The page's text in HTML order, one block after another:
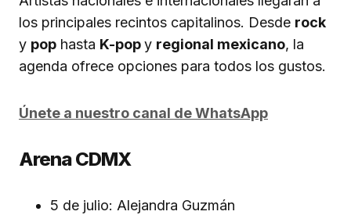
los principales recintos capitalinos. Desde rock
y pop hasta K-popy regional mexicano, la
agenda ofrece opciones para todos los gustos.
Únete a nuestro canal de WhatsApp
Arena CDMX
5 de julio: Alejandra Guzmán